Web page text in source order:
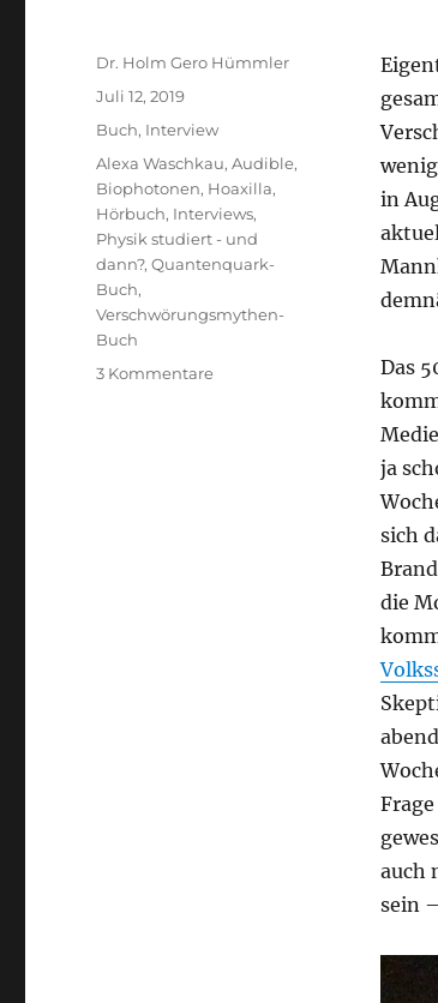
in
Das
ja
sich
die
auch
sein
Autor
Dr. Holm Gero Hümmler
Veröffentlicht
Juli 12, 2019
Kategorien
Buch, Interview
Schlagwörter
Alexa Waschkau,Audible,
Biophotonen, Hoaxilla,
Hörbuch, Interviews,
Physik studiert - und
dann?,Quantenquark-
Buch,
Verschwörungsmythen-
Buch
3 Kommentarezu